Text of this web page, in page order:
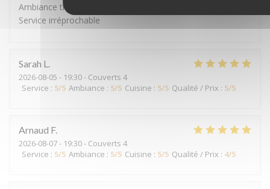
Ambiance très chaleureuse Plats toujours succulents
Service irréprochable
Sarah L
2026-08-05 - 19:30 - Couverts 4
Service : 5/5 Ambiance : 5/5 Cuisine : 5/5 Qualité / Prix : 5/5
Arnaud F
2026-08-07- 19:30 - Couverts 4
Service : 5/5 Ambiance : 5/5 Cuisine : 5/5 Qualité / Prix : 4/5